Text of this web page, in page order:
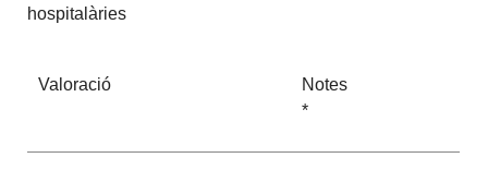
hospitalàries
Valoració
Notes
*